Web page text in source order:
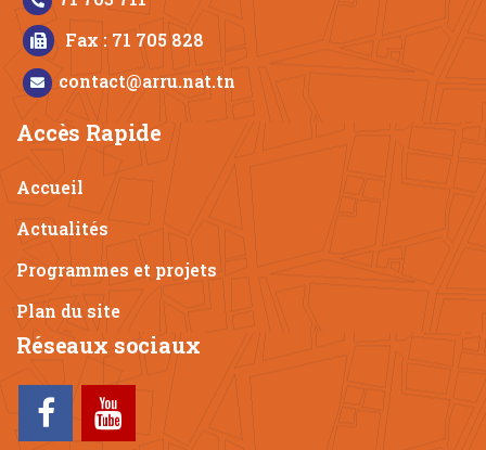
Fax : 71 705 828
contact@arru.nat.tn
Accès Rapide
Accueil
Actualités
Programmes et projets
Plan du site
Réseaux sociaux